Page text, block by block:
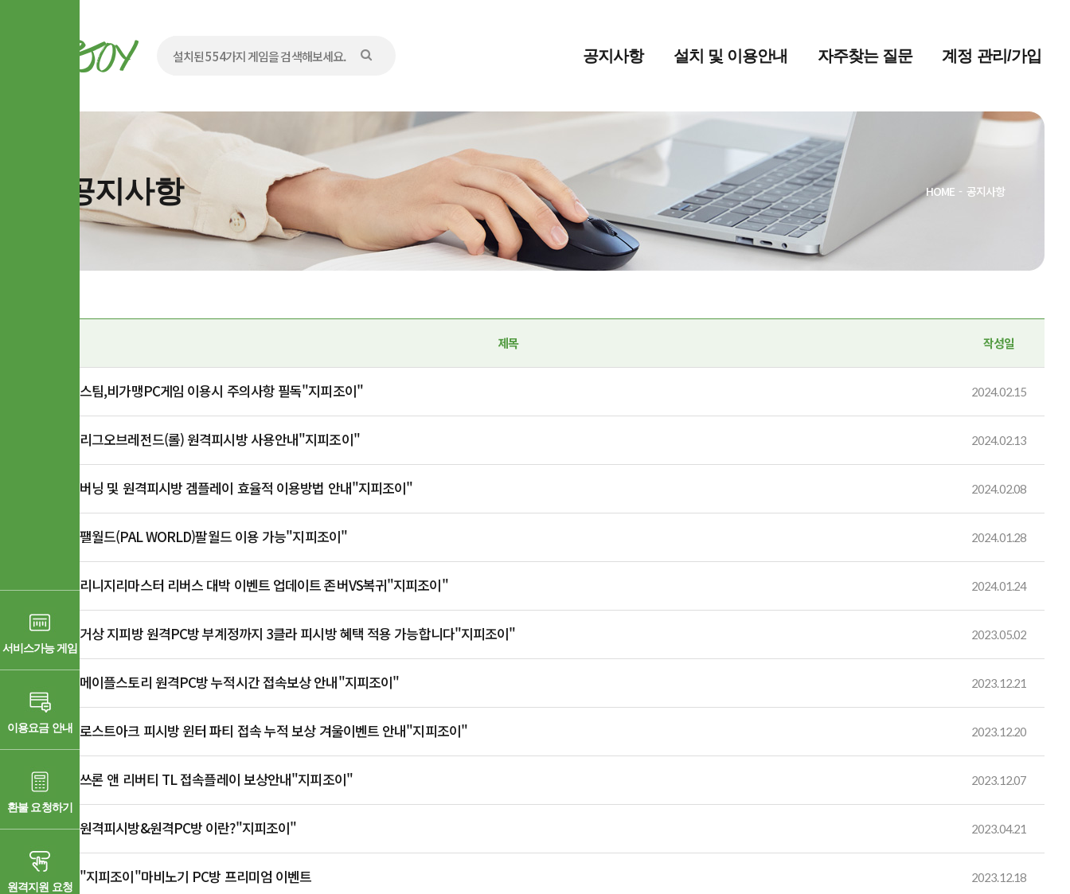
공지사항 설치 및 이용안내 자주찾는 질문 계정 관리/가입
공지사항 HOME - 공지사항
제목 작성일
스팀,비가맹PC게임 이용시 주의사항 필독"지피조이" 2024.02.15
리그오브레전드(롤) 원격피시방 사용안내"지피조이" 2024.02.13
버닝 및 원격피시방 겜플레이 효율적 이용방법 안내"지피조이" 2024.02.08
팰월드(PAL WORLD)팔월드 이용 가능"지피조이" 2024.01.28
리니지리마스터 리버스 대박 이벤트 업데이트 존버VS복귀"지피조이" 2024.01.24
공지 거상 지피방 원격PC방 부계정까지 3클라 피시방 혜택 적용 가능합니다"지피조이" 2023.05.02
메이플스토리 원격PC방 누적시간 접속보상 안내"지피조이" 2023.12.21
공지 로스트아크 피시방 윈터 파티 접속 누적 보상 겨울이벤트 안내"지피조이" 2023.12.20
공지 쓰론 앤 리버티 TL 접속플레이 보상안내"지피조이" 2023.12.07
공지 원격피시방&원격PC방 이란?"지피조이" 2023.04.21
"지피조이"마비노기 PC방 프리미엄 이벤트 2023.12.18
서비스가능 게임
이용요금 안내
환불 요청하기
원격지원 요청